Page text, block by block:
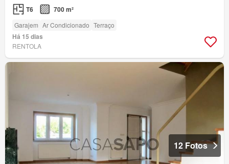
T6 700 m²
Garajem Ar Condicionado Terraço
Há 15 dias
RENTOLA
12 Fotos